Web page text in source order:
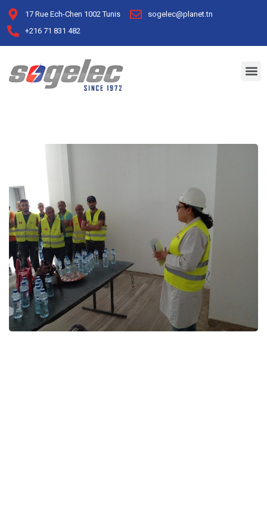
17 Rue Ech-Chen 1002 Tunis
sogelec@planet.tn
+216 71 831 482